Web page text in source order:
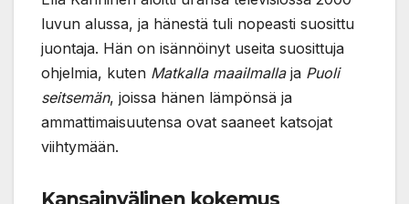
luvun alussa, ja hänestä tuli nopeasti suosittu
juontaja. Hän on isännöinyt useita suosittuja
ohjelmia, kuten Matkalla maailmallaja Puoli
seitsemän, joissa hänen lämpönsä ja
ammattimaisuutensa ovat saaneet katsojat
viihtymään.
Kansainvälinen kokemus